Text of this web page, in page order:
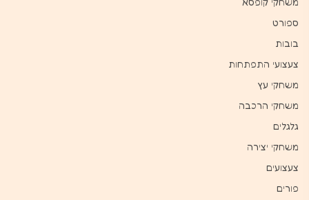
ספורט
בובות
צעצועי התפתחות
משחקי עץ
משחקי הרכבה
גלגלים
משחקי יצירה
צעצועים
פורים